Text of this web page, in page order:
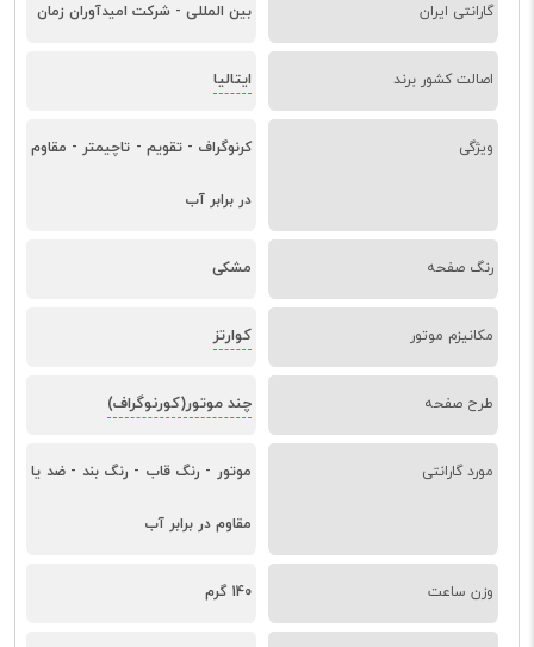
گارانتی ایران بین المللی - شرکت امیدآوران زمان
اصالت کشور برند ایتالیا
ویژگی کرنوگراف - تقویم - تاچیمتر - مقاوم
در برابر آب
رنگ صفحه مشکی
مکانیزم موتور کوارتز
طرح صفحه چند موتور(کورنوگراف)
مورد گارانتی موتور - رنگ قاب - رنگ بند - ضد یا
مقاوم در برابر آب
وزن ساعت 140 گرم